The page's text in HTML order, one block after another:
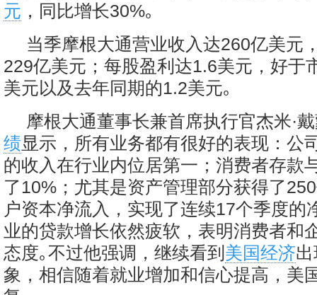
元 ，同比增长30%｡
当季摩根大通营业收入达260亿美元
229亿美元；每股盈利达1.6美元，好于
美元以及去年同期的1.2美元｡
摩根大通董事长兼首席执行官杰米·
绩显示，所有业务都有很好的表现：公
的收入在行业内位居第一；消费者存款
了10%；尤其是资产管理部分获得了
户资本净流入，实现了连续17个季度的
业的贷款增长依然疲软，表明消费者和
态度｡不过他强调，继续看到 美国经济
象，相信随着就业增加和信心提高，美